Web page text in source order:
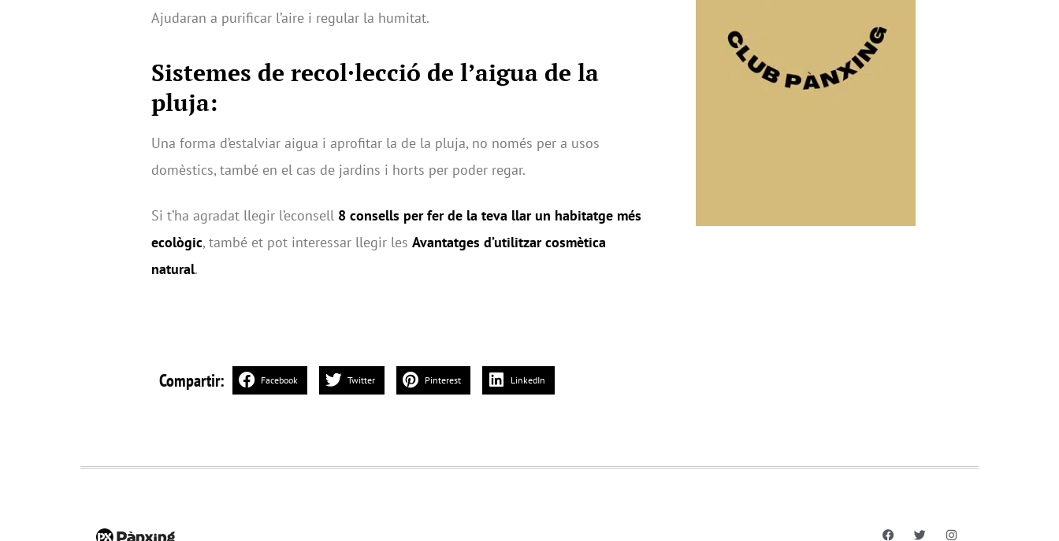
Ajudaran a purificar l’aire i regular la humitat.
Sistemes de recol·lecció de l’aigua de la
pluja:
Una forma d’estalviar aigua i aprofitar la de la pluja, no només per a usos
domèstics, també en el cas de jardins i horts per poder regar.
Si t’ha agradat llegir l’econsell 8 consells per fer de la teva llar un habitatge més
ecològic, també et pot interessar llegir les Avantatges d’utilitzar cosmètica
natural.
Compartir: Facebook Twitter Pinterest LinkedIn